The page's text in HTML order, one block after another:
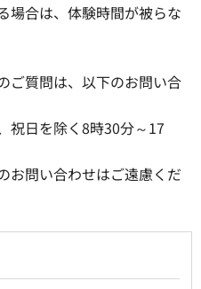
場合は、体験時間が被らな
ご質問は、以下のお問い合
祝日を除く8時30分～17
お問い合わせはご遠慮くだ